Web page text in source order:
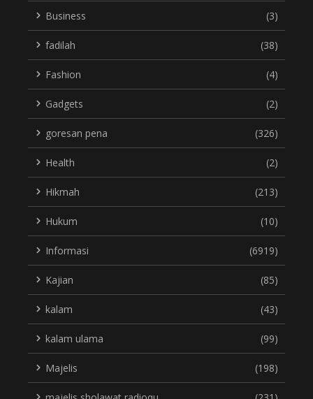
Business (3)
fadilah (38)
Fashion (4)
Gadgets (2)
goresan pena (326)
Health (2)
Hikmah (213)
Hukum (10)
Informasi (6919)
Kajian (85)
kalam (43)
kalam ulama (99)
Majelis (198)